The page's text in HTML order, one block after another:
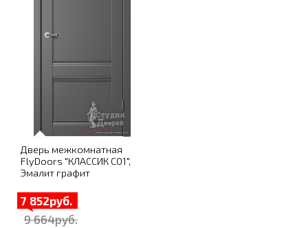
Дверь межкомнатная
FlyDoors "КЛАССИК C01",
Эмалит графит
7 852руб.
9 664руб.